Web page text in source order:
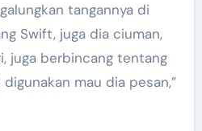
tangannya di
Swift, juga dia ciuman,
juga berbincang tentang
mau dia pesan,”